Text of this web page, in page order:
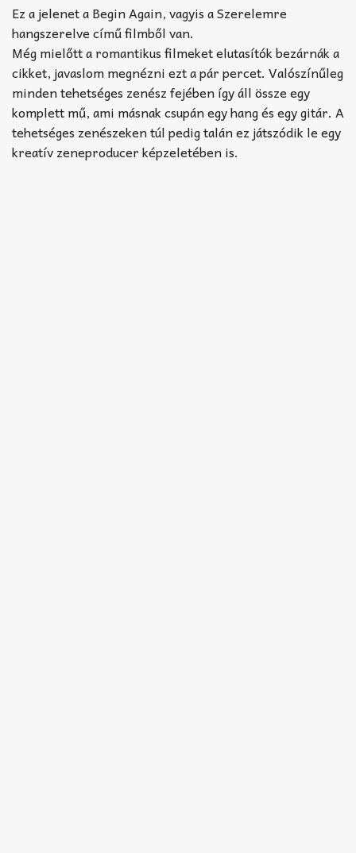
Akkord-kotta
TABok
Improvizáció
Ez a jelenet a Begin Again, vagyis a Szerelemre
hangszerelve című filmből van.
Még mielőtt a romantikus filmeket elutasítók bezárnák a
cikket, javaslom megnézni ezt a pár percet. Valószínűleg
minden tehetséges zenész fejében így áll össze egy
komplett mű, ami másnak csupán egy hang és egy gitár. A
tehetséges zenészeken túl pedig talán ez játszódik le egy
kreatív zeneproducer képzeletében is.